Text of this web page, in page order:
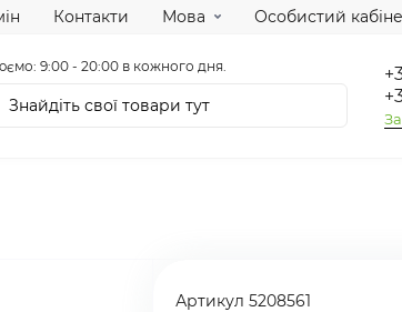
Контакти Мова Особистий
9:00 - 20:00 в кожного дня.
Артикул 5208561